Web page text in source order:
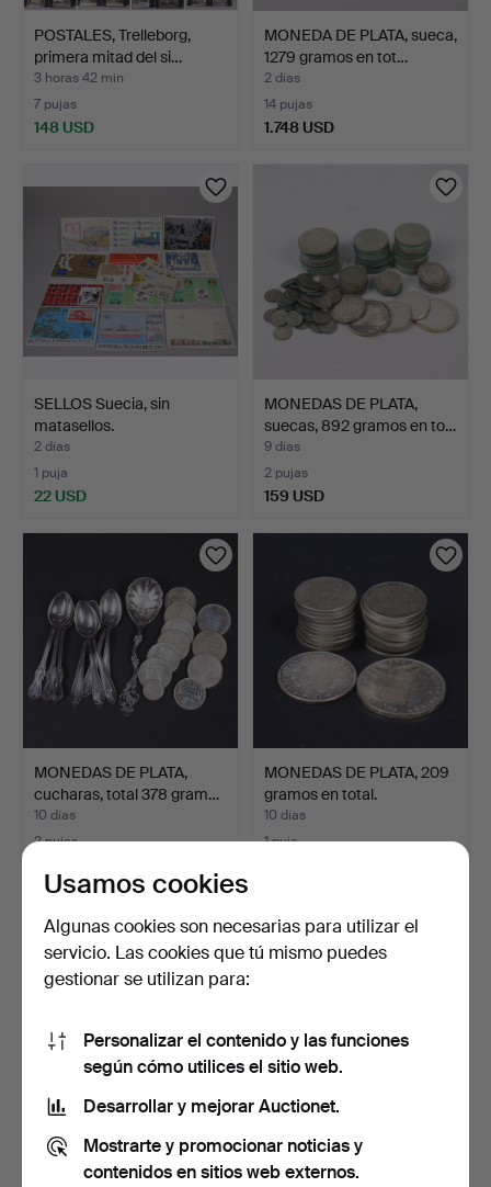
POSTALES, Trelleborg,
primera mitad del si…
3 horas 42 min
7 pujas
148 USD
MONEDA DE PLATA, sueca,
1279 gramos en tot…
2 días
14 pujas
1.748 USD
SELLOS Suecia, sin
matasellos.
2 días
1 puja
22 USD
MONEDAS DE PLATA,
suecas, 892 gramos en to…
9 días
2 pujas
159 USD
MONEDAS DE PLATA,
cucharas, total 378 gram…
10 días
2 pujas
MONEDAS DE PLATA, 209
gramos en total.
10 días
1 puja
POSTALES, Trelleborg,
motivos marítimos, p…
POSTALES, Trelleborg,
primera mitad del si…
12 días
Usamos cookies
Algunas cookies son necesarias para utilizar el
servicio. Las cookies que tú mismo puedes
gestionar se utilizan para:
Personalizar el contenido y las funciones
según cómo utilices el sitio web.
Desarrollar y mejorar Auctionet.
Mostrarte y promocionar noticias y
contenidos en sitios web externos.